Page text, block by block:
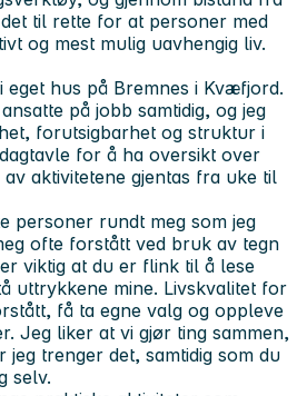
til rette for at personer med
og mest mulig uavhengig liv.
hus på Bremnes i Kvæfjord.
på jobb samtidig, og jeg
forutsigbarhet og struktur i
for å ha oversikt over
aktivitetene gjentas fra uke til
personer rundt meg som jeg
ofte forstått ved bruk av tegn
viktig at du er flink til å lese
uttrykkene mine. Livskvalitet for
få ta egne valg og oppleve
Jeg liker at vi gjør ting sammen,
jeg trenger det, samtidig som du
selv.